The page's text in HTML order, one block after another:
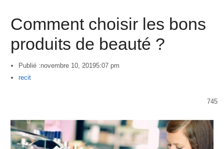
Comment choisir les bons
produits de beauté ?
Publié :novembre 10, 20195:07 pm
Author
recit
745